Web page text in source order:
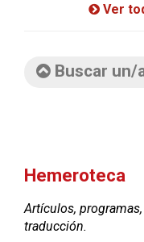
Ver
Buscar
Hemeroteca
Artículos,
traducción.